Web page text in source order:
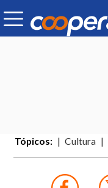
Tópicos: Cultura